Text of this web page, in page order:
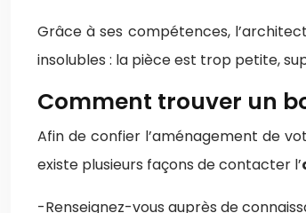
Grâce à ses compétences,
insolubles : la pièce est trop petite,
Comment trouver un
Afin de confier l’aménagement de
existe plusieurs façons de contacter l’
-Renseignez-vous auprès de